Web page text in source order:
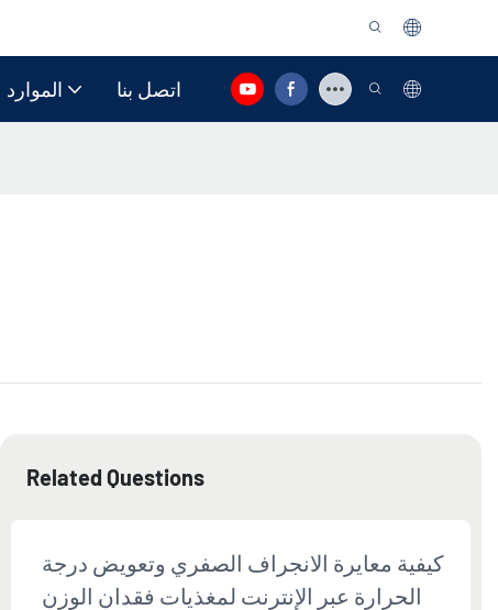
الموارد اتصل بنا
Related Questions
كيفية معايرة الانجراف الصفري وتعويض درجة
الحرارة عبر الإنترنت لمغذيات فقدان الوزن